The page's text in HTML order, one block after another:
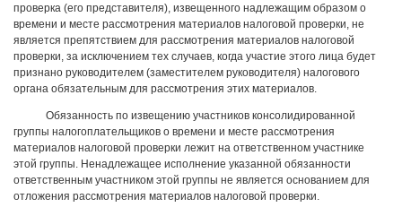
проверка (его представителя), извещенного надлежащим образом о
времени и месте рассмотрения материалов налоговой проверки, не
является препятствием для рассмотрения материалов налоговой
проверки, за исключением тех случаев, когда участие этого лица будет
признано руководителем (заместителем руководителя) налогового
органа обязательным для рассмотрения этих материалов.
Обязанность по извещению участников консолидированной
группы налогоплательщиков о времени и месте рассмотрения
материалов налоговой проверки лежит на ответственном участнике
этой группы. Ненадлежащее исполнение указанной обязанности
ответственным участником этой группы не является основанием для
отложения рассмотрения материалов налоговой проверки.